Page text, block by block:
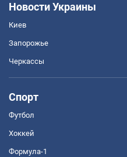
Новости Украины
Киев
Запорожье
Черкассы
Спорт
Футбол
Хоккей
Формула-1